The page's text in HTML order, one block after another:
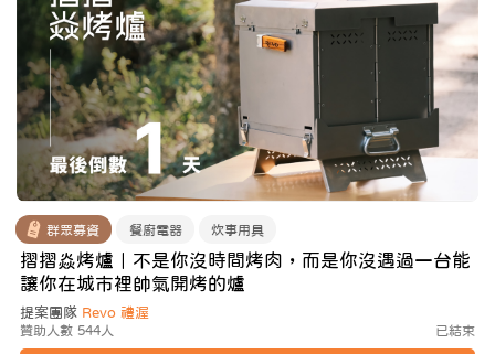
群眾募資 餐廚電器 炊事用具
摺摺焱烤爐｜不是你沒時間烤肉，而是你沒遇過一台能
讓你在城市裡帥氣開烤的爐
提案團隊 Revo 禮渥
贊助人數 544人 已結束